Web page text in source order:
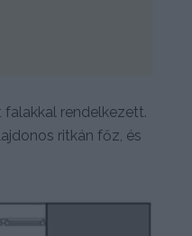
rendelkezett.
ritkán főz, és